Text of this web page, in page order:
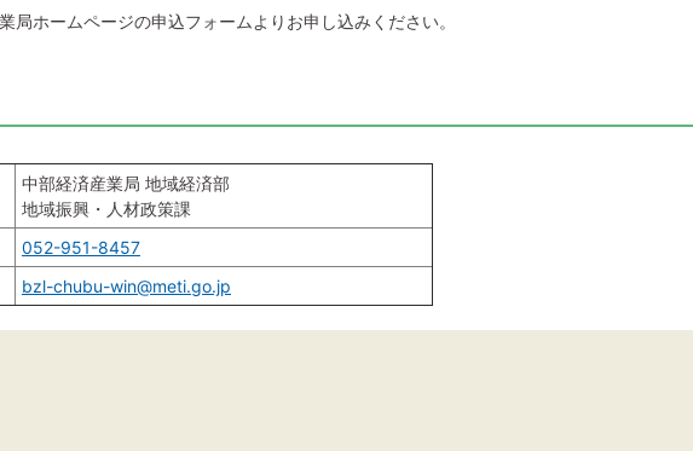
局ホームページの申込フォームよりお申し込みください。
中部経済産業局 地域経済部
地域振興・人材政策課
052-951-8457
bzl-chubu-win@meti.go.jp